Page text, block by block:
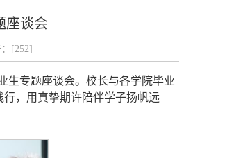
座谈会
[252]
生专题座谈会。校长与各学院毕业
，用真挚期许陪伴学子扬帆远